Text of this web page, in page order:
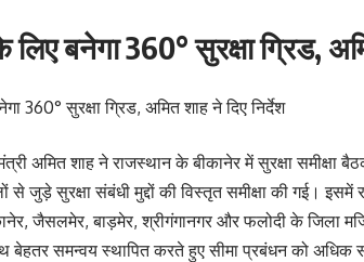
लिए बनेगा 360° सुरक्षा ग्रिड,
अमित शाह ने राजस्थान के बीकानेर में सुरक्षा समीक्षा
से जुड़े सुरक्षा संबंधी मुद्दों की विस्तृत समीक्षा की गई।
जैसलमेर, बाड़मेर, श्रीगंगानगर और फलोदी के जिला
समन्वय स्थापित करते हुए सीमा प्रबंधन को अधिक